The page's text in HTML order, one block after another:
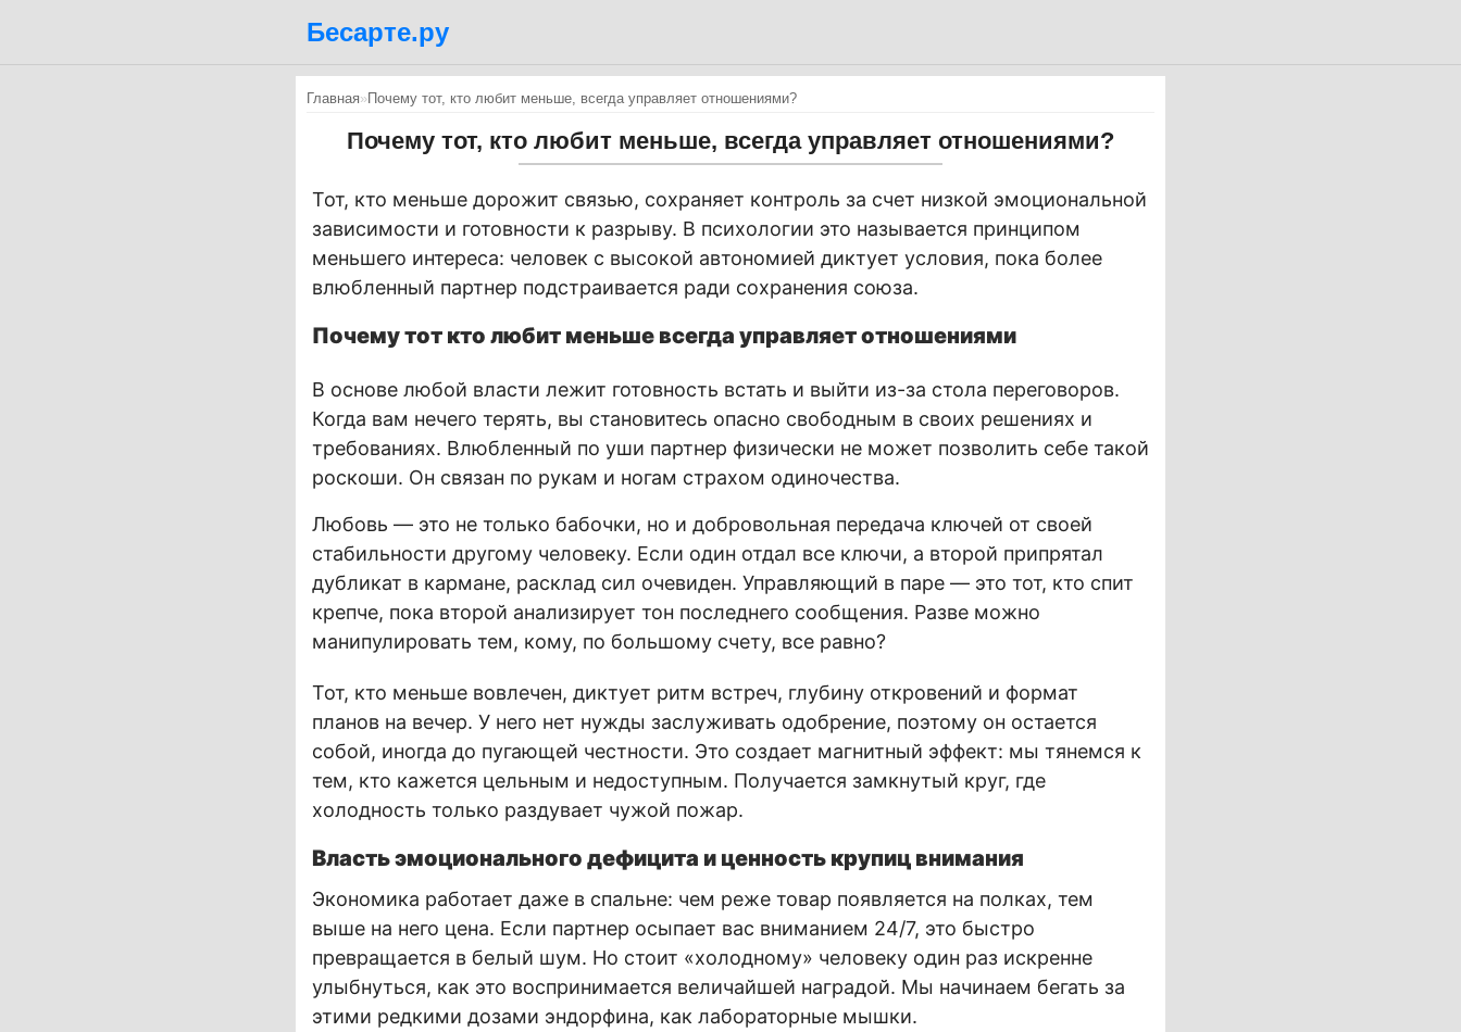
Бесарте.ру
Главная»Почему тот, кто любит меньше, всегда управляет отношениями?
Почему тот, кто любит меньше, всегда управляет отношениями?
Тот, кто меньше дорожит связью, сохраняет контроль за счет низкой эмоциональной
зависимости и готовности к разрыву. В психологии это называется принципом
меньшего интереса: человек с высокой автономией диктует условия, пока более
влюбленный партнер подстраивается ради сохранения союза.
Почему тот кто любит меньше всегда управляет отношениями
В основе любой власти лежит готовность встать и выйти из-за стола переговоров.
Когда вам нечего терять, вы становитесь опасно свободным в своих решениях и
требованиях. Влюбленный по уши партнер физически не может позволить себе такой
роскоши. Он связан по рукам и ногам страхом одиночества.
Любовь — это не только бабочки, но и добровольная передача ключей от своей
стабильности другому человеку. Если один отдал все ключи, а второй припрятал
дубликат в кармане, расклад сил очевиден. Управляющий в паре — это тот, кто спит
крепче, пока второй анализирует тон последнего сообщения. Разве можно
манипулировать тем, кому, по большому счету, все равно?
Тот, кто меньше вовлечен, диктует ритм встреч, глубину откровений и формат
планов на вечер. У него нет нужды заслуживать одобрение, поэтому он остается
собой, иногда до пугающей честности. Это создает магнитный эффект: мы тянемся к
тем, кто кажется цельным и недоступным. Получается замкнутый круг, где
холодность только раздувает чужой пожар.
Власть эмоционального дефицита и ценность крупиц внимания
Экономика работает даже в спальне: чем реже товар появляется на полках, тем
выше на него цена. Если партнер осыпает вас вниманием 24/7, это быстро
превращается в белый шум. Но стоит «холодному» человеку один раз искренне
улыбнуться, как это воспринимается величайшей наградой. Мы начинаем бегать за
этими редкими дозами эндорфина, как лабораторные мышки.